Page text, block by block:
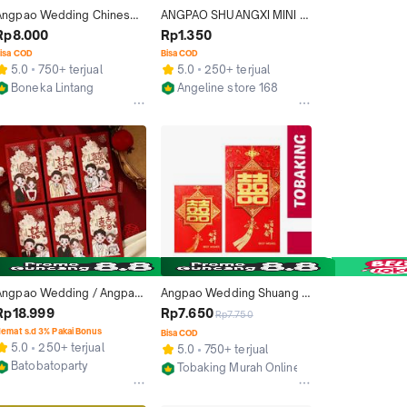
Wedding Chinese -
Pernikahan -
Shuang Xi
COD
5.0
750+ terjual
Boneka Lintang
ANGPAO SHUANGXI MINI
ANGPAO WEDDING MINI
(DOUBLE HAPPINESS)
Rp1.350
Bisa COD
5.0
250+ terjual
Angeline store 168
Wedding / Angpao
/ Angpao
/ Angpao
/ Angpao Chinese
Angpao Nikahan Kertas
s.d 3% Pakai Bonus
5.0
250+ terjual
Batobatoparty
Angpao Wedding Shuang Xi
Kertas Angpau Nikah
Shuangxi
Rp7.650Rp7.750
Bisa COD
5.0
750+ terjual
Tobaking Murah Online